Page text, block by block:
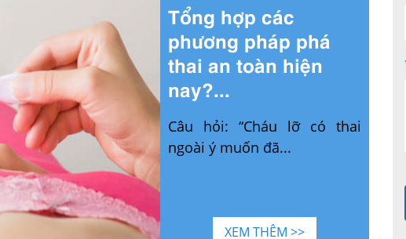
Tổng hợp các
phương pháp phá
thai an toàn hiện
nay?...
Câu hỏi: “Cháu lỡ có thai
ngoài ý muốn đã...
XEM THÊM >>